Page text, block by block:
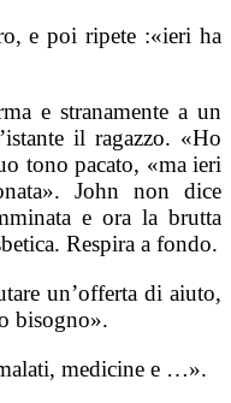
e poi ripete :«ieri ha
e stranamente a un
il ragazzo. «Ho
tono pacato, «ma ieri
John non dice
e ora la brutta
Respira a fondo.
un’offerta di aiuto,
bisogno».
medicine e …».